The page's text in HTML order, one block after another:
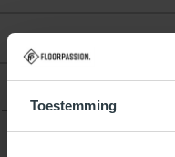
Toestemming
Beoordelingen